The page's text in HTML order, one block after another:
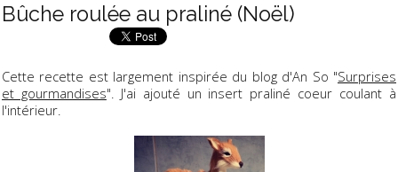
Bûche roulée au praliné (Noël)
Cette recette est largement inspirée du blog d'An So "Surprises
et gourmandises". J'ai ajouté un insert praliné coeur coulant à
l'intérieur.